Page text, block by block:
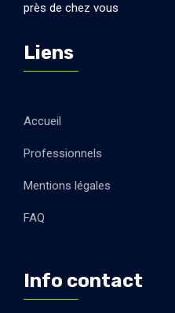
près de chez vous
Liens
Accueil
Professionnels
Mentions légales
FAQ
Info contact